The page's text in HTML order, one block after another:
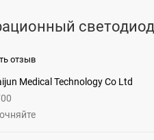
отзыв
Medical Technology Co Ltd